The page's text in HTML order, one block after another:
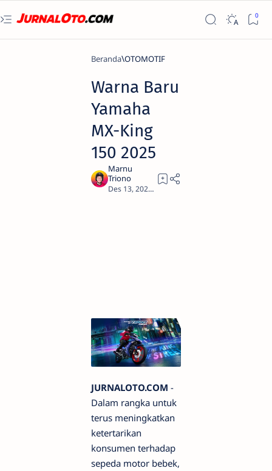
Beranda OTOMOTIF
Warna Baru
Yamaha
MX-King
150 2025
JURNALOTO.COM -
Dalam rangka untuk
terus meningkatkan
ketertarikan
konsumen terhadap
sepeda motor bebek,